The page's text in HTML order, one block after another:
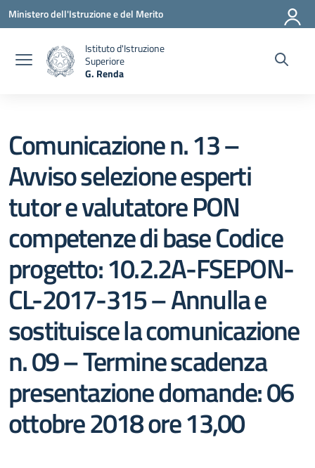
Vai ai contenuti
Vai al menu di navigazione
Vai al footer
Ministero dell'Istruzione e del Merito
Istituto d'Istruzione
Superiore
G. Renda
Comunicazione n. 13 –
Avviso selezione esperti
tutor e valutatore PON
competenze di base Codice
progetto: 10.2.2A-FSEPON-
CL-2017-315 – Annulla e
sostituisce la comunicazione
n. 09 – Termine scadenza
presentazione domande: 06
ottobre 2018 ore 13,00